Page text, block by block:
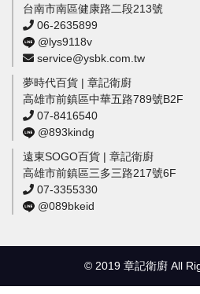
台南市南區健康路二段213號
06-2635899
@lys9118v
service@ysbk.com.tw
夢時代百貨 | 章記衛廚
高雄市前鎮區中華五路789號B2F
07-8416540
@893kindg
遠東SOGO百貨 | 章記衛廚
高雄市前鎮區三多三路217號6F
07-3355330
@089bkeid
© 2019 章記衛廚 All